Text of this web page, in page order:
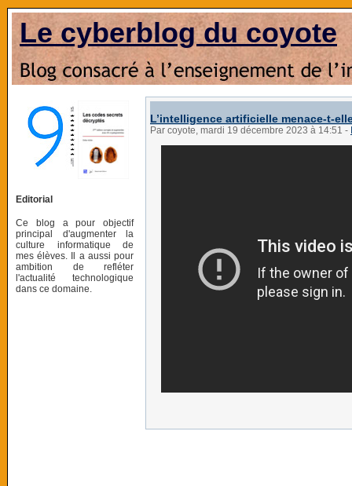
Le cyberblog du coyote
Editorial
Ce blog a pour objectif
principal d'augmenter la
culture informatique de
mes élèves. Il a aussi pour
ambition de refléter
l'actualité technologique
dans ce domaine.
L’intelligence artificielle menace-t-
Par coyote, mardi 19 décembre 2023 à 14:51 -